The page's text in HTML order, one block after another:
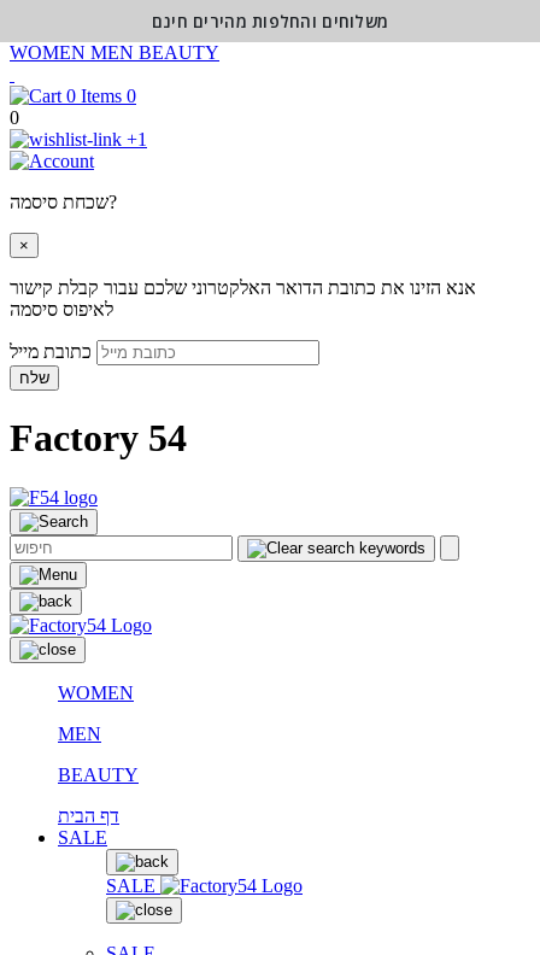
WOMEN MEN BEAUTY
0
0
+1
שכחת סיסמה?
×
אנא הזינו את כתובת הדואר האלקטרוני שלכם עבור קבלת קישור
לאיפוס סיסמה
שלח
Factory 54
WOMEN
MEN
BEAUTY
דף הבית
SALE
SALE
משלוחים והחלפות מהירים חינם